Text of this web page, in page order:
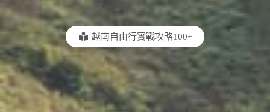
越南自由行實戰攻略100+